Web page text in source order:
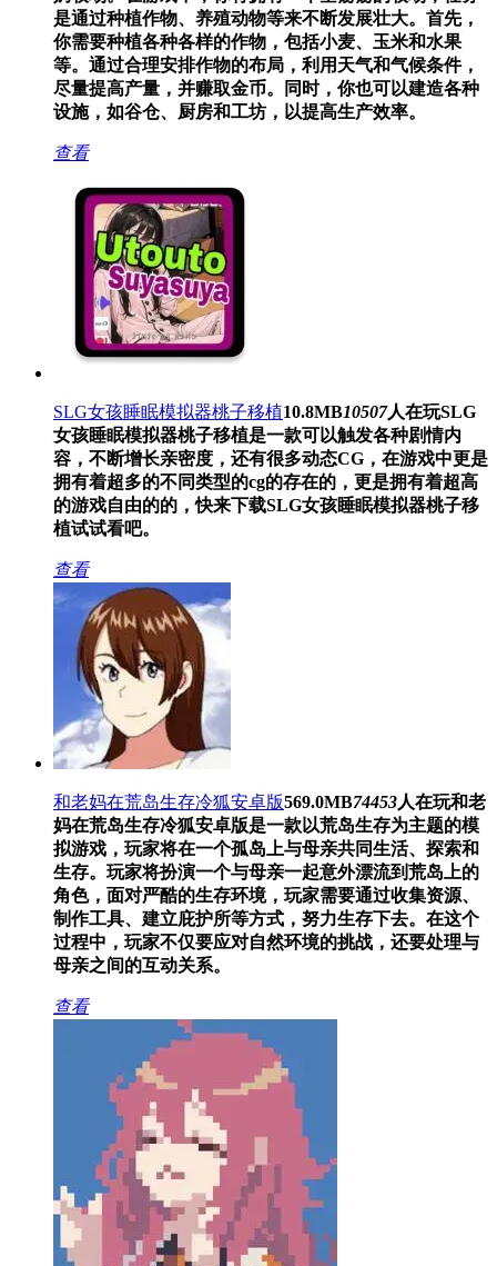
是通过种植作物、养殖动物等来不断发展壮大。首先，
你需要种植各种各样的作物，包括小麦、玉米和水果
等。通过合理安排作物的布局，利用天气和气候条件，
尽量提高产量，并赚取金币。同时，你也可以建造各种
设施，如谷仓、厨房和工坊，以提高生产效率。
查看
SLG女孩睡眠模拟器桃子移植10.8MB10507人在玩SLG
女孩睡眠模拟器桃子移植是一款可以触发各种剧情内
容，不断增长亲密度，还有很多动态CG，在游戏中更是
拥有着超多的不同类型的cg的存在的，更是拥有着超高
的游戏自由的的，快来下载SLG女孩睡眠模拟器桃子移
植试试看吧。
查看
和老妈在荒岛生存冷狐安卓版569.0MB74453人在玩和老
妈在荒岛生存冷狐安卓版是一款以荒岛生存为主题的模
拟游戏，玩家将在一个孤岛上与母亲共同生活、探索和
生存。玩家将扮演一个与母亲一起意外漂流到荒岛上的
角色，面对严酷的生存环境，玩家需要通过收集资源、
制作工具、建立庇护所等方式，努力生存下去。在这个
过程中，玩家不仅要应对自然环境的挑战，还要处理与
母亲之间的互动关系。
查看